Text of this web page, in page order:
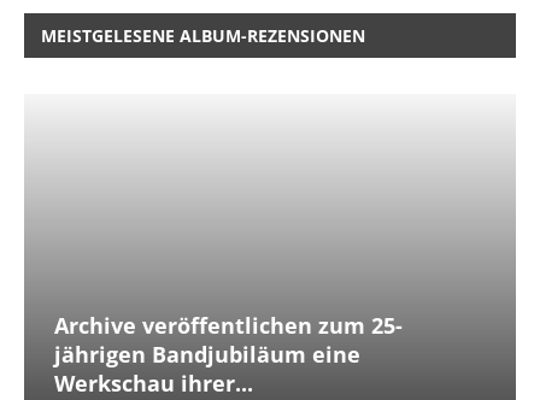
MEISTGELESENE ALBUM-REZENSIONEN
Archive veröffentlichen zum 25-
jährigen Bandjubiläum eine
Werkschau ihrer...